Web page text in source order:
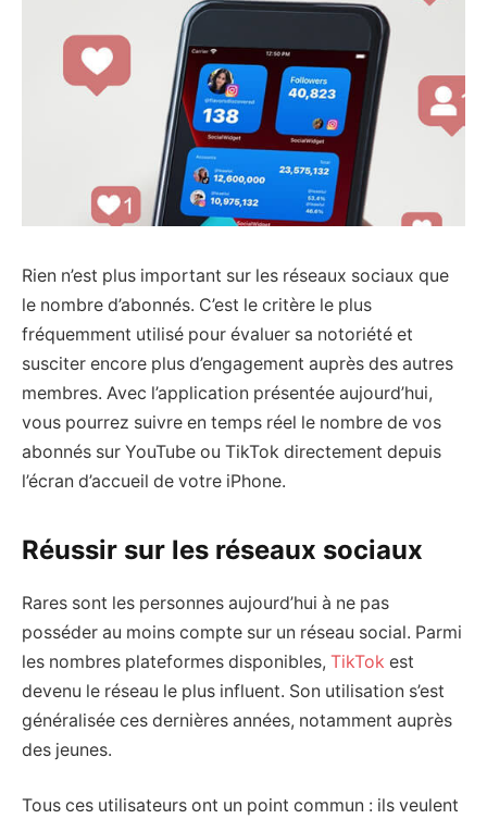
Rien n’est plus important sur les réseaux sociaux que
le nombre d’abonnés. C’est le critère le plus
fréquemment utilisé pour évaluer sa notoriété et
susciter encore plus d’engagement auprès des autres
membres. Avec l’application présentée aujourd’hui,
vous pourrez suivre en temps réel le nombre de vos
abonnés sur YouTube ou TikTok directement depuis
l’écran d’accueil de votre iPhone.
Réussir sur les réseaux sociaux
Rares sont les personnes aujourd’hui à ne pas
posséder au moins compte sur un réseau social. Parmi
les nombres plateformes disponibles, TikTok est
devenu le réseau le plus influent. Son utilisation s’est
généralisée ces dernières années, notamment auprès
des jeunes.
Tous ces utilisateurs ont un point commun : ils veulent